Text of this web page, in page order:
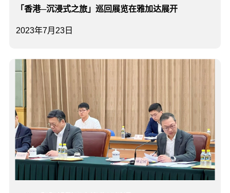
2023年7月23日
「香港─沉浸式之旅」巡回展览在雅加达展开